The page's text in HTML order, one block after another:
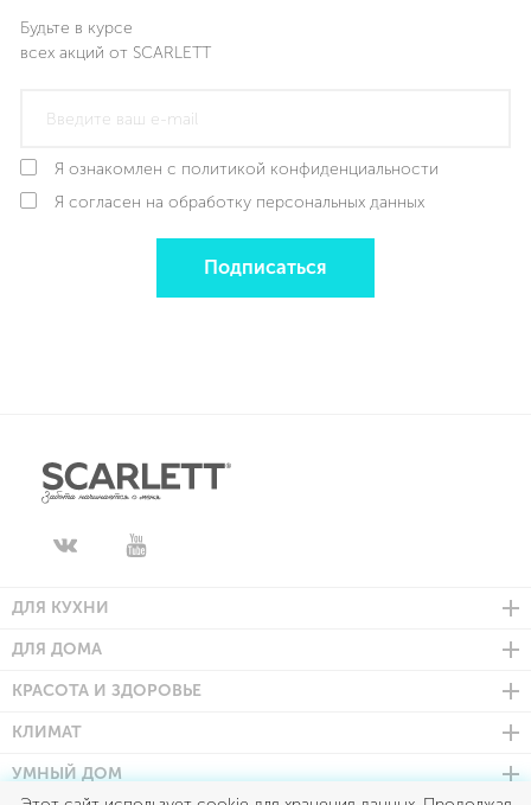
Будьте в курсе
всех акций от SCARLETT
Я ознакомлен с политикой конфиденциальности
Я согласен на обработку персональных данных
Подписаться
ДЛЯ КУХНИ
ДЛЯ ДОМА
КРАСОТА И ЗДОРОВЬЕ
КЛИМАТ
УМНЫЙ ДОМ